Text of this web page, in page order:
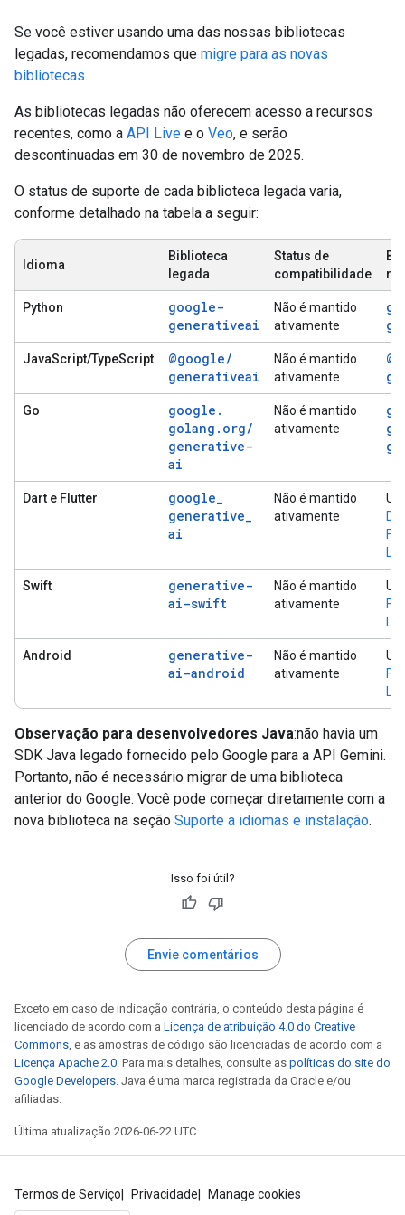
Se você estiver usando uma das nossas bibliotecas
legadas, recomendamos que migre para as novas
bibliotecas.
As bibliotecas legadas não oferecem acesso a recursos
recentes, como a API Live e o Veo, e serão
descontinuadas em 30 de novembro de 2025.
O status de suporte de cada biblioteca legada varia,
conforme detalhado na tabela a seguir:
Idioma
Biblioteca
legada
Status de
compatibilidade
Python
google-
generativeai
Não é mantido
ativamente
JavaScript/TypeScript @google/
generativeai
Não é mantido
ativamente
Go google .
golang . org/
generative-
ai
Não é mantido
ativamente
Dart e Flutter google_
generative_
ai
Não é mantido
ativamente
Swift
generative-
ai-swift
Não é mantido
ativamente
Android
generative-
ai-android
Não é mantido
ativamente
Observação para desenvolvedores Java:não havia um
SDK Java legado fornecido pelo Google para a API Gemini.
Portanto, não é necessário migrar de uma biblioteca
anterior do Google. Você pode começar diretamente com a
nova biblioteca na seção Suporte a idiomas e instalação.
Isso foi útil?
Envie comentários
Exceto em caso de indicação contrária, o conteúdo desta página é
licenciado de acordo com a Licença de atribuição 4.0 do Creative
Commons, e as amostras de código são licenciadas de acordo com a
Licença Apache 2.0. Para mais detalhes, consulte as políticas do site do
Google Developers. Java é uma marca registrada da Oracle e/ou
afiliadas.
Última atualização 2026-06-22 UTC.
Termos de Serviço Privacidade Manage cookies